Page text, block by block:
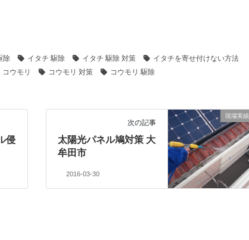
除 イタチ 駆除 イタチ 駆除 対策
イタチを寄せ付けない方法
コウモリ コウモリ 対策 コウモリ 駆除
侵
現場実績
次の記事
太陽光パネル鳩対策 大
牟田市
2016-03-30